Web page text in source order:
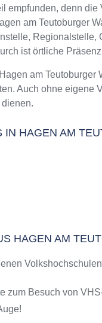
Kurse und
– Öffnungszeiten
zu einem Kurs an
am Teutoburger
Wald
Programm 2025 /
empfunden, denn
am Teutoburger
Regionalstelle,
ist örtliche
am
Auch ohne eigene
HAGEN AM
HAGEN AM
zum Besuch von